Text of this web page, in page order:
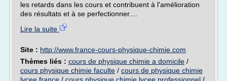
les retards dans les cours et contribuent à l'amélioration
des résultats et à se perfectionner....
Lire la suite
Site : http://www.france-cours-physique-chimie.com
Thèmes liés : cours de physique chimie a domicile /
cours physique chimie faculte / cours de physique chimie